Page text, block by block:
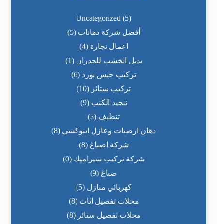
Uncategorized (5)
أفضل شركة دهانات (5)
اعمال نجارة (4)
بديل الخشب للجدران (1)
تركيب جبس بورد (6)
تركيب ستائر (10)
تنجيد الكنب (9)
تنظيف (3)
دهان ارضيات وعازل ايبوكسي (8)
شركة اصباغ (8)
شركة تركيب سيراميك (0)
صباغ (9)
كهربائي منازل (5)
محلات تفصيل اثاث (8)
محلات تفصيل ستائر (8)